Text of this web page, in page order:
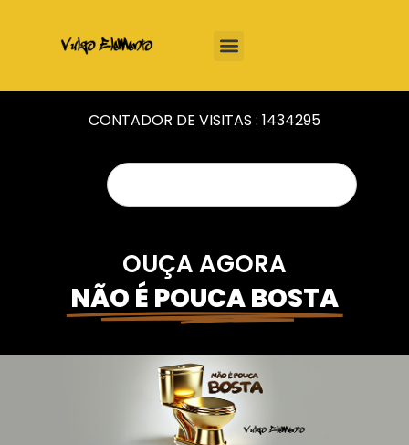
CONTADOR DE VISITAS : 1434295
OUÇA AGORA
NÃO É POUCA BOSTA